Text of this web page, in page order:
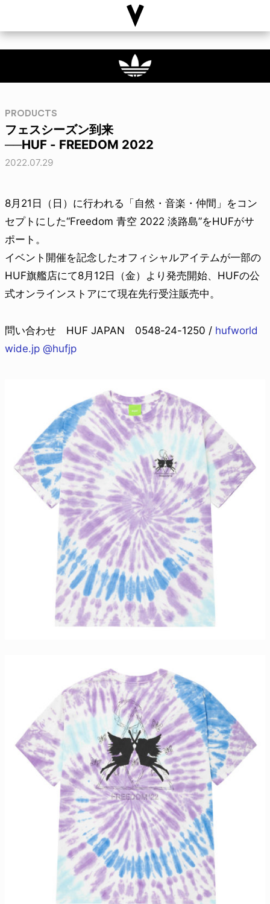
PRODUCTS
フェスシーズン到来
──HUF - FREEDOM 2022
2022.07.29
8月21日（日）に行われる「自然・音楽・仲間」をコン
セプトにした“Freedom 青空 2022 淡路島”をHUFがサ
ポート。
イベント開催を記念したオフィシャルアイテムが一部の
HUF旗艦店にて8月12日（金）より発売開始、HUFの公
式オンラインストアにて現在先行受注販売中。
問い合わせ HUF JAPAN 0548-24-1250 / hufworld
wide.jp @hufjp